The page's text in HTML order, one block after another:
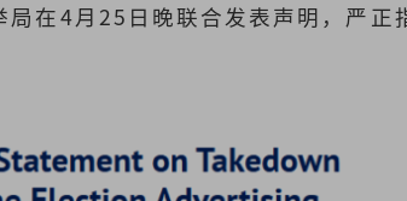
在4月25日晚联合发表声明，严正